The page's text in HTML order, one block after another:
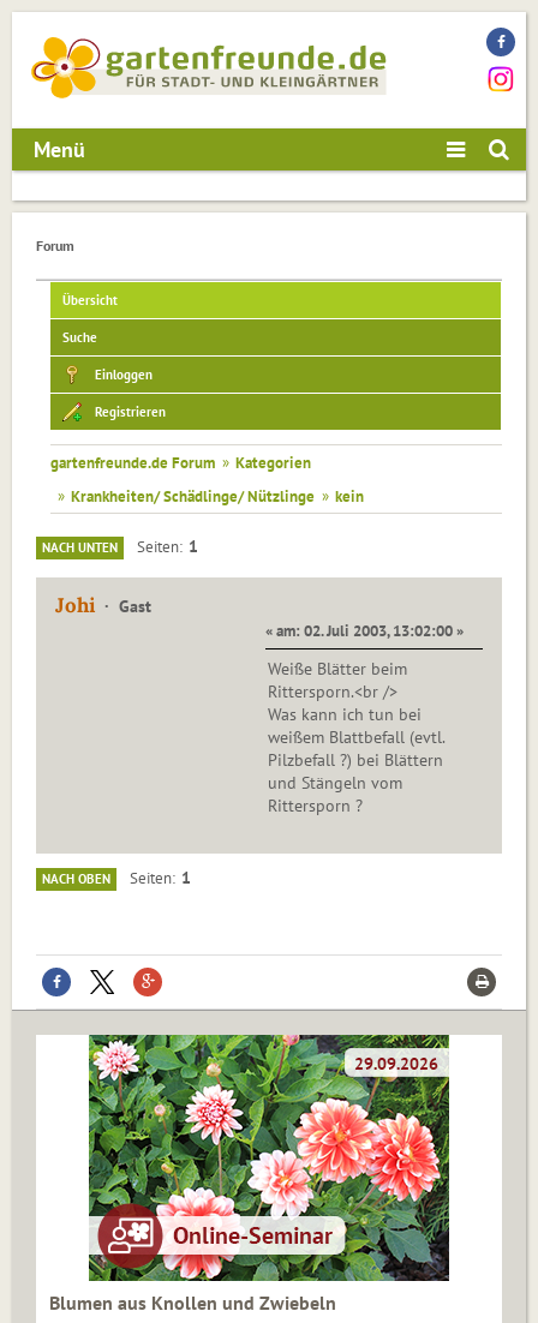
Menü
Forum
Übersicht
Suche
Einloggen
Registrieren
gartenfreunde.de Forum » Kategorien
» Krankheiten/ Schädlinge/ Nützlinge » kein
NACH UNTEN Seiten 1
Johi Gast
« am: 02. Juli 2003, 13:02:00 »
Weiße Blätter beim
Rittersporn.<br />
Was kann ich tun bei
weißem Blattbefall (evtl.
Pilzbefall ?) bei Blättern
und Stängeln vom
Rittersporn ?
NACH OBEN Seiten 1
Blumen aus Knollen und Zwiebeln